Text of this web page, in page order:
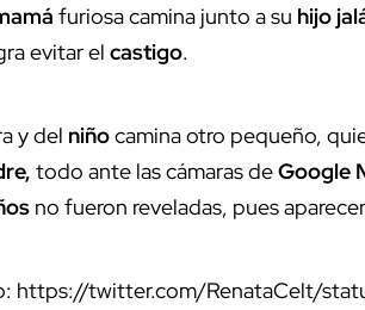
furiosa camina junto a su hijo
evitar el castigo.
y del niñocamina otro pequeño,
todo ante las cámaras deGoogle
no fueron reveladas, pues
https://twitter.com/RenataCelt/